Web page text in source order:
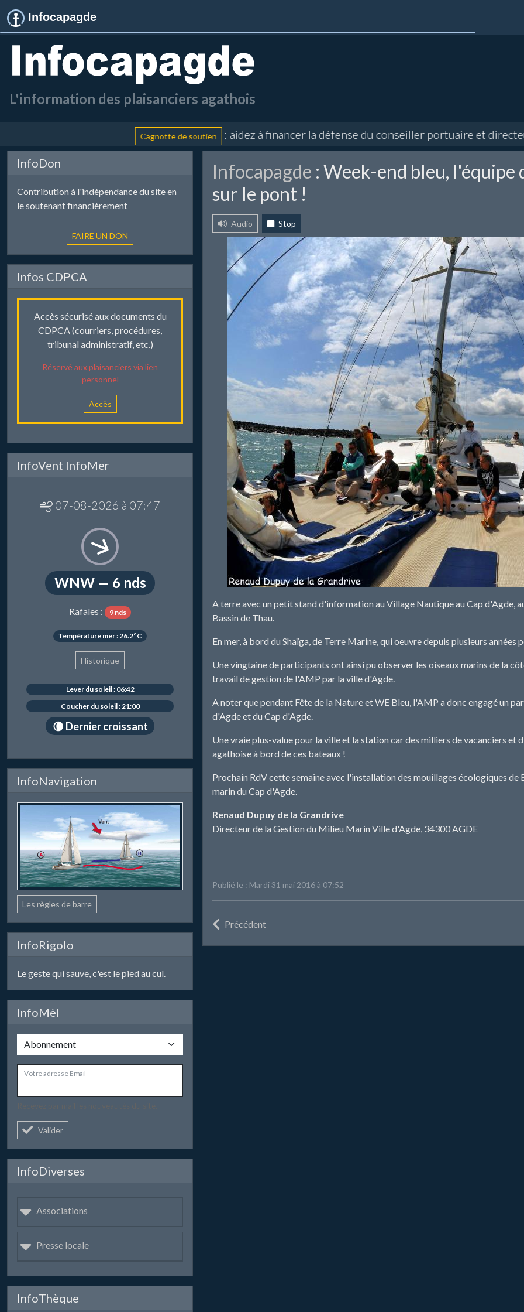
Infocapagde
L'information des plaisanciers agathois
Cagnotte de soutien : aidez à financer la défense du conseiller portuaire et directeur
InfoDon
Contribution à l'indépendance du site en
le soutenant financièrement
Infos CDPCA
Accès sécurisé aux documents du
CDPCA (courriers, procédures,
tribunal administratif, etc.)
Réservé aux plaisanciers via lien
personnel
Accès
InfoVent InfoMer
07-08-2026 à 07:47
WNW — 6 nds
Rafales : 9 nds
Température mer : 26.2°C
Historique
Lever du soleil : 06:42
Coucher du soleil : 21:00
🌘 Dernier croissant
InfoNavigation
Les règles de barre
InfoRigolo
Le geste qui sauve, c'est le pied au cul.
InfoMèl
Votre adresse Email
Valider
InfoDiverses
Associations
Presse locale
InfoThèque
Infocapagde : Week-end bleu,
sur le pont !
Audio Stop
A terre avec un petit stand d'information au Village Nautique au Cap d'Agde,
Bassin de Thau.
En mer, à bord du Shaïga, de Terre Marine, qui oeuvre depuis plusieurs
Une vingtaine de participants ont ainsi pu observer les oiseaux marins de la
travail de gestion de l'AMP par la ville d'Agde.
A noter que pendant Fête de la Nature et WE Bleu, l'AMP a donc engagé un
d'Agde et du Cap d'Agde.
Une vraie plus-value pour la ville et la station car des milliers de vacanciers
agathoise à bord de ces bateaux !
Prochain RdV cette semaine avec l'installation des mouillages écologiques
marin du Cap d'Agde.
Renaud Dupuy de la Grandrive
Directeur de la Gestion du Milieu Marin Ville d'Agde, 34300 AGDE
Publié le : Mardi 31 mai 2016 à 07:52
Précédent